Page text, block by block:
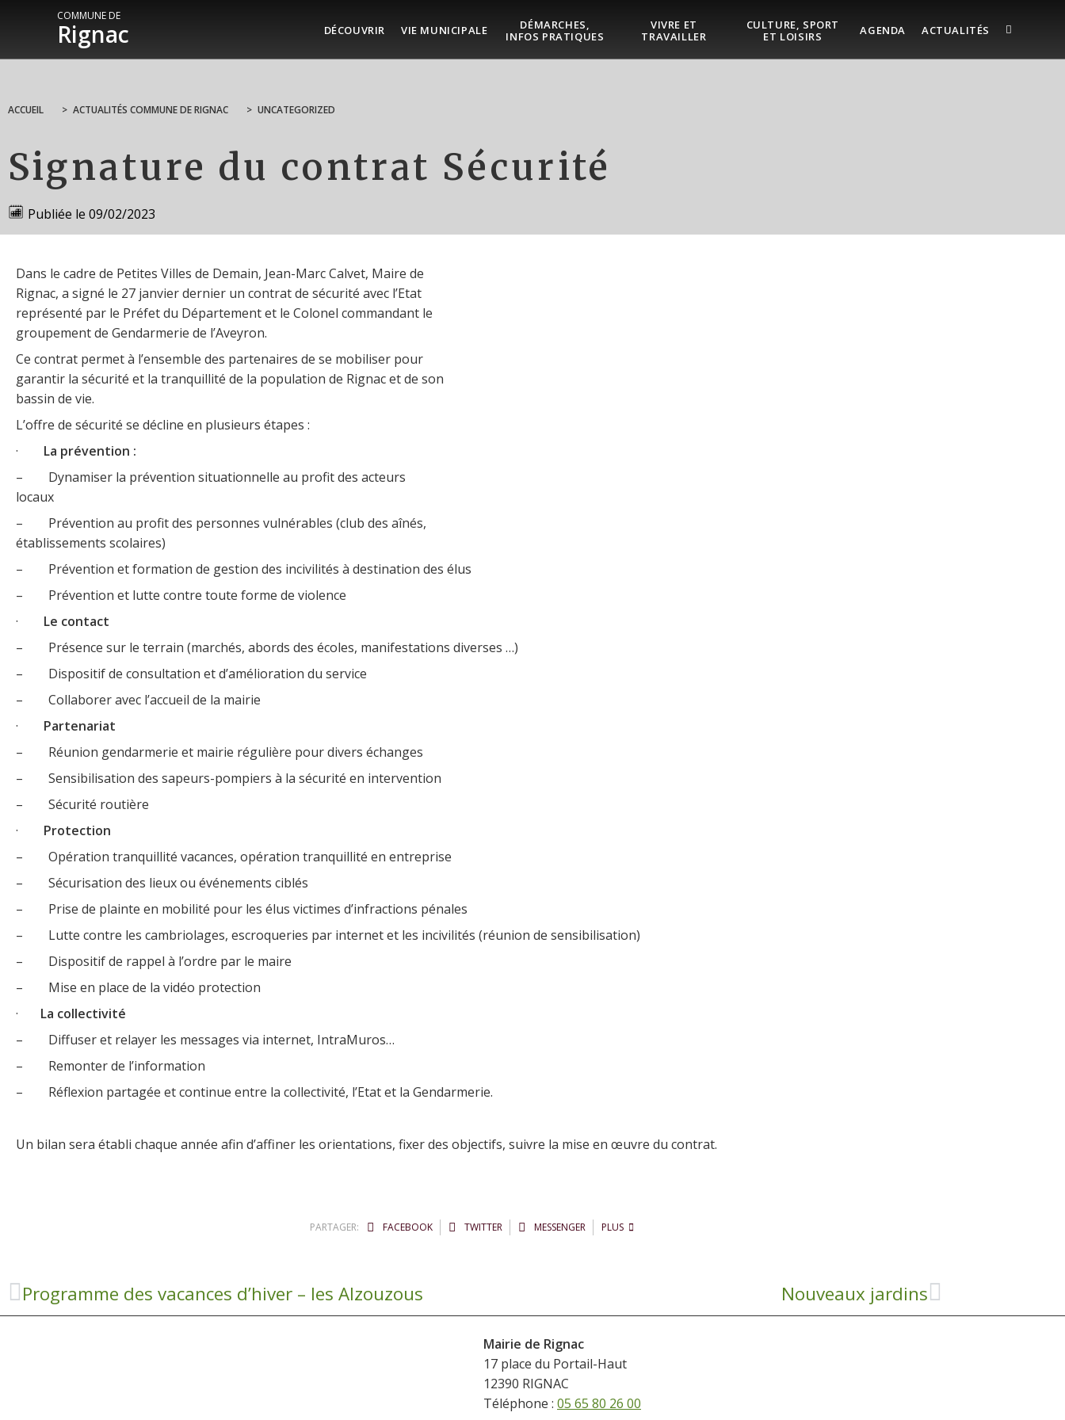
COMMUNE DE
Rignac DÉCOUVRIR VIE MUNICIPALE
DÉMARCHES,
INFOS PRATIQUES
VIVRE ET
TRAVAILLER
CULTURE, SPORT
ET LOISIRS
AGENDA ACTUALITÉS
ACCUEIL > ACTUALITÉS COMMUNE DE RIGNAC > UNCATEGORIZED
Signature du contrat Sécurité
Publiée le 09/02/2023
Dans le cadre de Petites Villes de Demain, Jean-Marc Calvet, Maire de
Rignac, a signé le 27 janvier dernier un contrat de sécurité avec l’Etat
représenté par le Préfet du Département et le Colonel commandant le
groupement de Gendarmerie de l’Aveyron.
Ce contrat permet à l’ensemble des partenaires de se mobiliser pour
garantir la sécurité et la tranquillité de la population de Rignac et de son
bassin de vie.
L’offre de sécurité se décline en plusieurs étapes :
·
La prévention :
– Dynamiser la prévention situationnelle au profit des acteurs
locaux
– Prévention au profit des personnes vulnérables (club des aînés,
établissements scolaires)
– Prévention et formation de gestion des incivilités à destination des élus
– Prévention et lutte contre toute forme de violence
·
Le contact
– Présence sur le terrain (marchés, abords des écoles, manifestations diverses …)
– Dispositif de consultation et d’amélioration du service
– Collaborer avec l’accueil de la mairie
· Partenariat
– Réunion gendarmerie et mairie régulière pour divers échanges
– Sensibilisation des sapeurs-pompiers à la sécurité en intervention
– Sécurité routière
· Protection
– Opération tranquillité vacances, opération tranquillité en entreprise
– Sécurisation des lieux ou événements ciblés
– Prise de plainte en mobilité pour les élus victimes d’infractions pénales
– Lutte contre les cambriolages, escroqueries par internet et les incivilités (réunion de sensibilisation)
– Dispositif de rappel à l’ordre par le maire
– Mise en place de la vidéo protection
· La collectivité
– Diffuser et relayer les messages via internet, IntraMuros…
– Remonter de l’information
– Réflexion partagée et continue entre la collectivité, l’Etat et la Gendarmerie.
Un bilan sera établi chaque année afin d’affiner les orientations, fixer des objectifs, suivre la mise en œuvre du contrat.
PARTAGER: FACEBOOK TWITTER MESSENGER PLUS
Programme des vacances d’hiver – les Alzouzous Nouveaux jardins
Mairie de Rignac
17 place du Portail-Haut
12390 RIGNAC
Téléphone : 05 65 80 26 00